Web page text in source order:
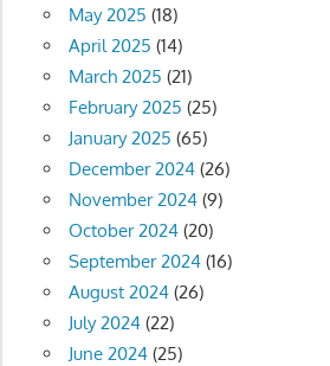
May 2025 (18)
April 2025 (14)
March 2025 (21)
February 2025 (25)
January 2025 (65)
December 2024(26)
November 2024(9)
October 2024(20)
September 2024(16)
August 2024(26)
July 2024(22)
June 2024(25)